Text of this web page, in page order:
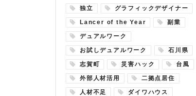
独立 グラフィックデザイナー
Lancer of the Year 副業
デュアルワーク
お試しデュアルワーク 石川県
志賀町 災害ハック 台風
外部人材活用 二拠点居住
人材不足 ダイワハウス